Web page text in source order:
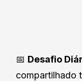
📅 Desafio
compartilhado